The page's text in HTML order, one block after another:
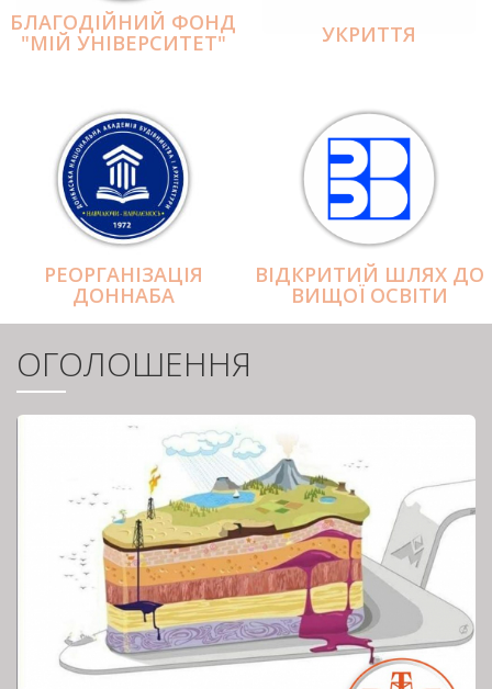
БЛАГОДІЙНИЙ ФОНД
"МІЙ УНІВЕРСИТЕТ" УКРИТТЯ
РЕОРГАНІЗАЦІЯ
ДОННАБА
ВІДКРИТИЙ ШЛЯХ ДО
ВИЩОЇ ОСВІТИ
ОГОЛОШЕННЯ